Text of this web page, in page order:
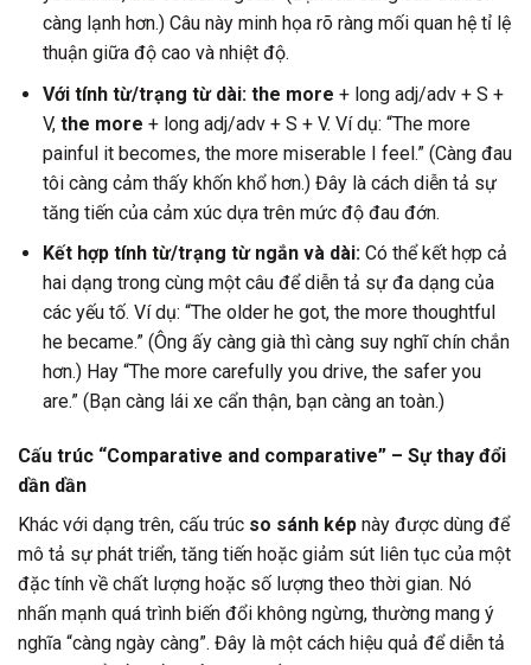
càng lạnh hơn.) Câu này minh họa rõ ràng mối quan hệ tỉ lệ
thuận giữa độ cao và nhiệt độ.
Với tính từ/trạng từ dài: the more + long adj/adv + S +
V, the more + long adj/adv + S + V. Ví dụ: “The more
painful it becomes, the more miserable I feel.” (Càng đau
tôi càng cảm thấy khốn khổ hơn.) Đây là cách diễn tả sự
tăng tiến của cảm xúc dựa trên mức độ đau đớn.
Kết hợp tính từ/trạng từ ngắn và dài:Có thể kết hợp cả
hai dạng trong cùng một câu để diễn tả sự đa dạng của
các yếu tố. Ví dụ: “The older he got, the more thoughtful
he became.” (Ông ấy càng già thì càng suy nghĩ chín chắn
hơn.) Hay “The more carefully you drive, the safer you
are.” (Bạn càng lái xe cẩn thận, bạn càng an toàn.)
Cấu trúc “Comparative and comparative” – Sự thay đổi
dần dần
Khác với dạng trên, cấu trúc so sánh kép này được dùng để
mô tả sự phát triển, tăng tiến hoặc giảm sút liên tục của một
đặc tính về chất lượng hoặc số lượng theo thời gian. Nó
nhấn mạnh quá trình biến đổi không ngừng, thường mang ý
nghĩa “càng ngày càng”. Đây là một cách hiệu quả để diễn tả